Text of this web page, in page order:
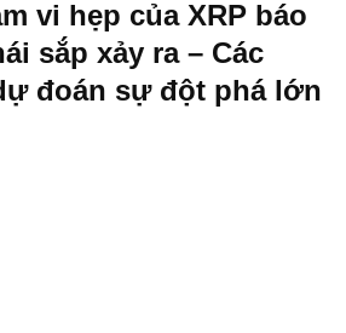
vi hẹp của XRP báo
sắp xảy ra – Các
đoán sự đột phá lớn